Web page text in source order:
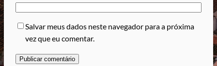
Salvar meus dados neste navegador para a próxima
vez que eu comentar.